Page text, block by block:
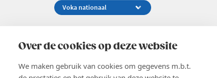
Over de cookies op deze website
We maken gebruik van cookies om gegevens m.b.t.
02 229 81 11